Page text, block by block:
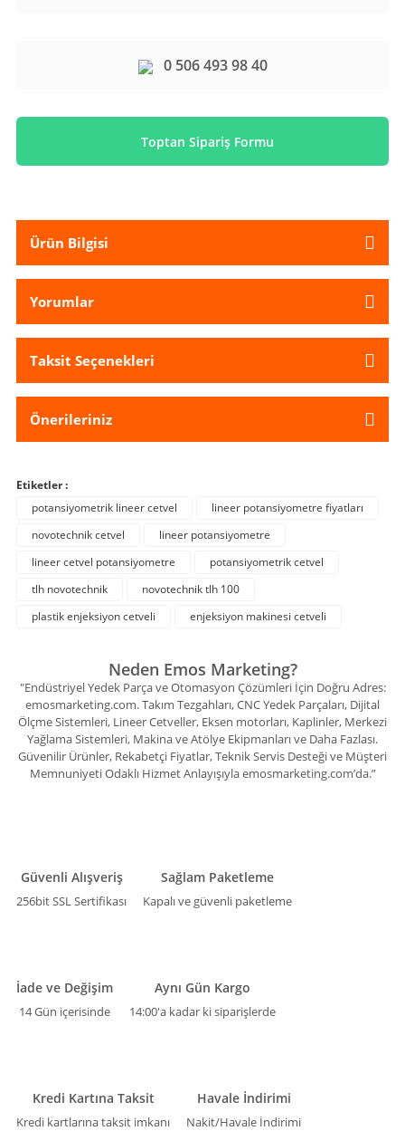
0 506 493 98 40
Toptan Sipariş Formu
Ürün Bilgisi
Yorumlar
Taksit Seçenekleri
Önerileriniz
Etiketler :
potansiyometrik lineer cetvel
lineer potansiyometre fiyatları
novotechnik cetvel
lineer potansiyometre
lineer cetvel potansiyometre
potansiyometrik cetvel
tlh novotechnik
novotechnik tlh 100
plastik enjeksiyon cetveli
enjeksiyon makinesi cetveli
Neden Emos Marketing?
"Endüstriyel Yedek Parça ve Otomasyon Çözümleri İçin Doğru Adres:
emosmarketing.com. Takım Tezgahları, CNC Yedek Parçaları, Dijital
Ölçme Sistemleri, Lineer Cetveller, Eksen motorları, Kaplinler, Merkezi
Yağlama Sistemleri, Makina ve Atölye Ekipmanları ve Daha Fazlası.
Güvenilir Ürünler, Rekabetçi Fiyatlar, Teknik Servis Desteği ve Müşteri
Memnuniyeti Odaklı Hizmet Anlayışıyla emosmarketing.com’da.”
Güvenli Alışveriş
256bit SSL Sertifikası
Sağlam Paketleme
Kapalı ve güvenli paketleme
İade ve Değişim
14 Gün içerisinde
Aynı Gün Kargo
14:00'a kadar ki siparişlerde
Kredi Kartına Taksit
Kredi kartlarına taksit imkanı
Havale İndirimi
Nakit/Havale İndirimi